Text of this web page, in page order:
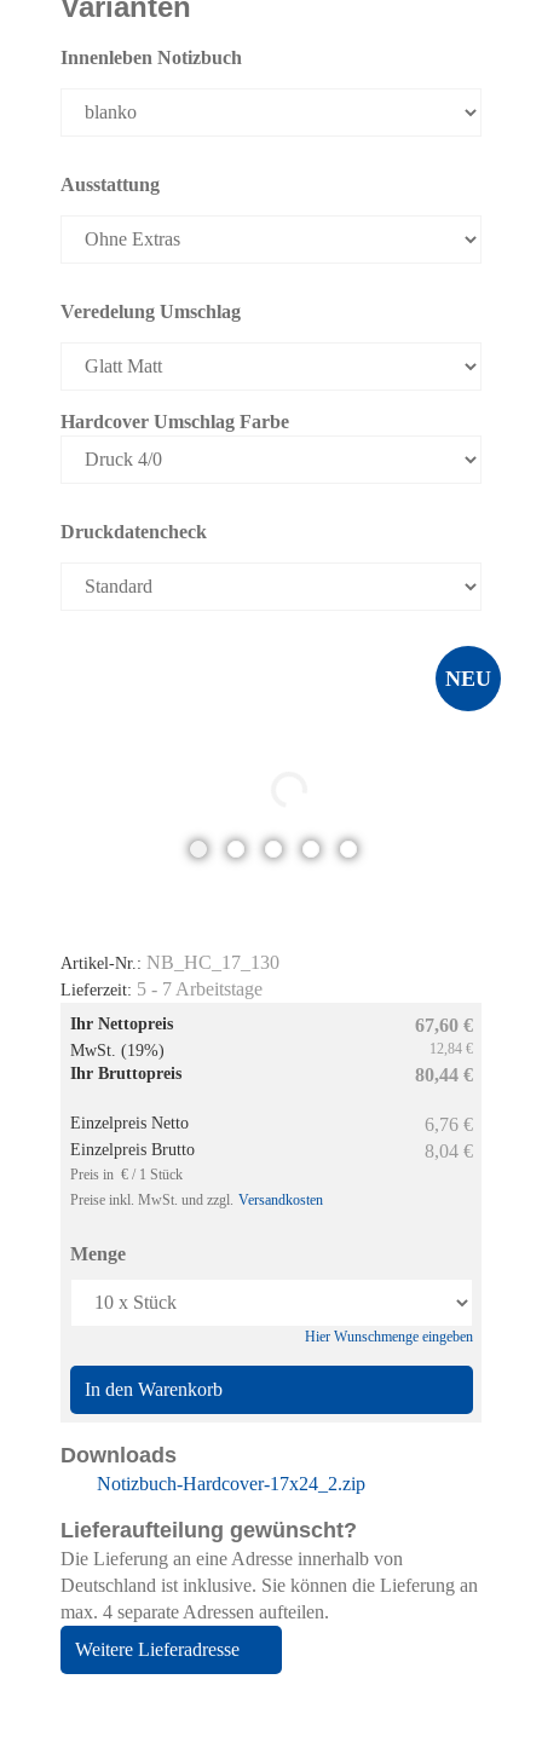
Varianten
Innenleben Notizbuch
Ausstattung
Veredelung Umschlag
Hardcover Umschlag Farbe
Druckdatencheck
NEU
Artikel-Nr.: NB_HC_17_130
Lieferzeit: 5 - 7 Arbeitstage
Ihr Nettopreis 67,60 €
MwSt. (19%) 12,84 €
Ihr Bruttopreis 80,44 €
Einzelpreis Netto 6,76 €
Einzelpreis Brutto 8,04 €
Preis in € / 1 Stück
Preise inkl. MwSt. und zzgl. Versandkosten
Menge
Hier Wunschmenge eingeben
In den Warenkorb
Downloads
Notizbuch-Hardcover-17x24_2.zip
Lieferaufteilung gewünscht?
Die Lieferung an eine Adresse innerhalb von
Deutschland ist inklusive. Sie können die Lieferung an
max. 4 separate Adressen aufteilen.
Weitere Lieferadresse